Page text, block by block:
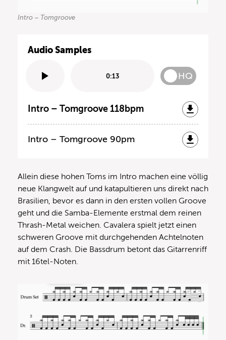
Intro – Tomgroove
Audio Samples
0:13 HQ
Intro – Tomgroove 118bpm
Intro – Tomgroove 90pm
Allein diese hohen Toms im Intro machen eine völlig
neue Klangwelt auf und katapultieren uns direkt nach
Brasilien, bevor es dann in den ersten vollen Groove
geht und die Samba-Elemente erstmal dem reinen
Thrash-Metal weichen. Cavalera spielt jetzt einen
schweren Groove mit durchgehenden Achtelnoten
auf dem Crash. Die Bassdrum betont das Gitarrenriff
mit 16tel-Noten.